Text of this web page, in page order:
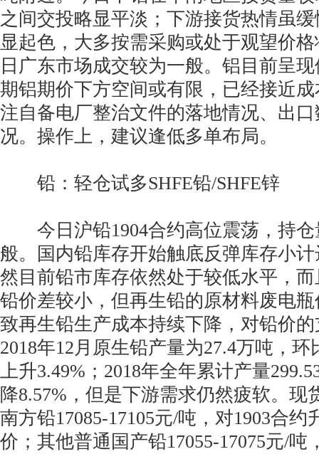
之间交投略显平淡；下游接货热情虽
显起色，大多按需采购或处于观望价
日广东市场成交较为一般。铝目前呈
期铝期价下方空间或有限，已经接近
注自备电厂整治文件的落地情况、出
况。操作上，建议逢低多单布局。
铅：轻仓试多SHFE铅/SHFE锌
今日沪铅1904合约高位震荡，持仓
般。国内铅库存开始触底反弹库存小
然目前铅市库存依然处于较低水平，
铅价差较小，但再生铅的原材料废电
致再生铅生产成本持续下降，对铅价
2018年12月原生铅产量为27.4万吨，环
上升3.49%；2018年全年累计产量
降8.57%，但是下游需求仍然疲软。现
南方铅17085-17105元/吨，对1903合约
价；其他普通国产铅17055-17075元/吨